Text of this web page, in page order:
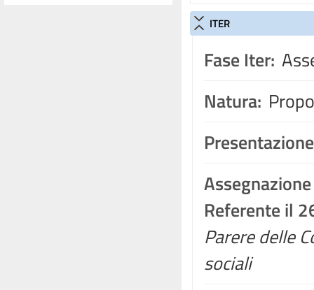
ITER
Fase Iter:
Natura:
Assegnazione
Referente il
Parere delle
sociali